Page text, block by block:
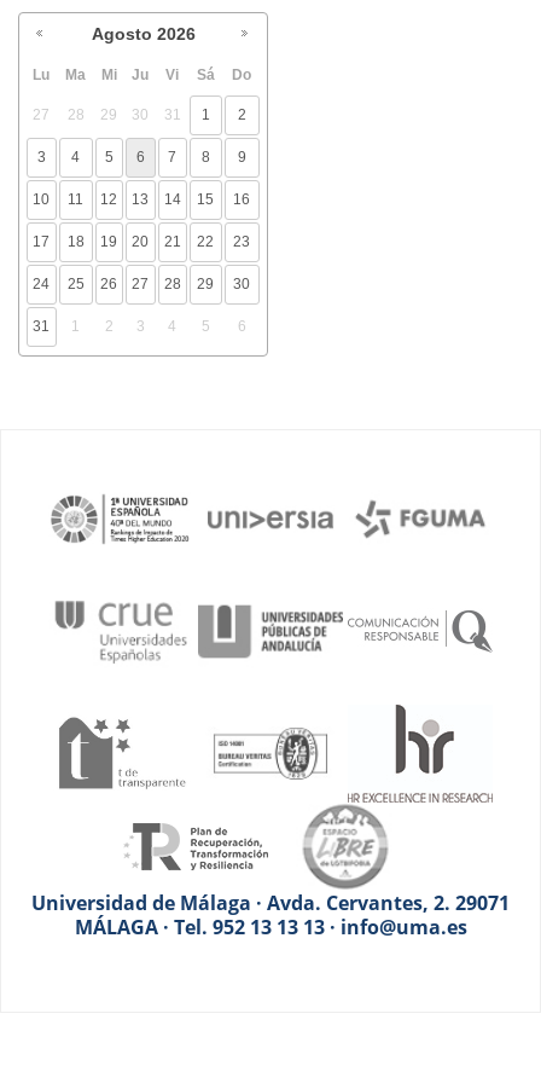
Agosto 2026
Lu Ma Mi Ju Vi Sá Do
27 28 29 30 31 1 2
3 4 5 6 7 8 9
10 11 12 13 14 15 16
17 18 19 20 21 22 23
24 25 26 27 28 29 30
31 1 2 3 4 5 6
Universidad de Málaga · Avda. Cervantes, 2. 29071
MÁLAGA · Tel. 952 13 13 13 · info@uma.es